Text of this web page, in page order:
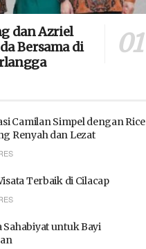
dan Azriel
Bersama di
Camilan Simpel dengan Rice
Renyah dan Lezat
Terbaik di Cilacap
Sahabiyat untuk Bayi